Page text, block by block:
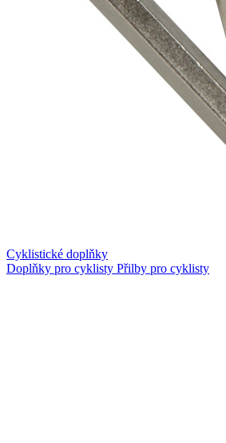
Cyklistické doplňky
Doplňky pro cyklisty Přilby pro cyklisty